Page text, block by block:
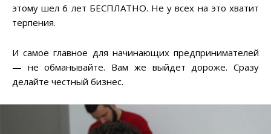
этому шел 6 лет БЕСПЛАТНО. Не у всех на это хватит
терпения.
И самое главное для начинающих предпринимателей
— не обманывайте. Вам же выйдет дороже. Сразу
делайте честный бизнес.